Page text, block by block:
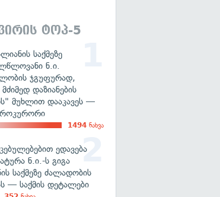
ტოპ-5
საქმეზე
ნ.ი.
ჯგუფურად,
დაზიანების
მუხლით დააკავეს —
1494 ნახვა
ედავება
ნ.ი.-ს გიგა
საქმეზე ძალადობის
— საქმის დეტალები